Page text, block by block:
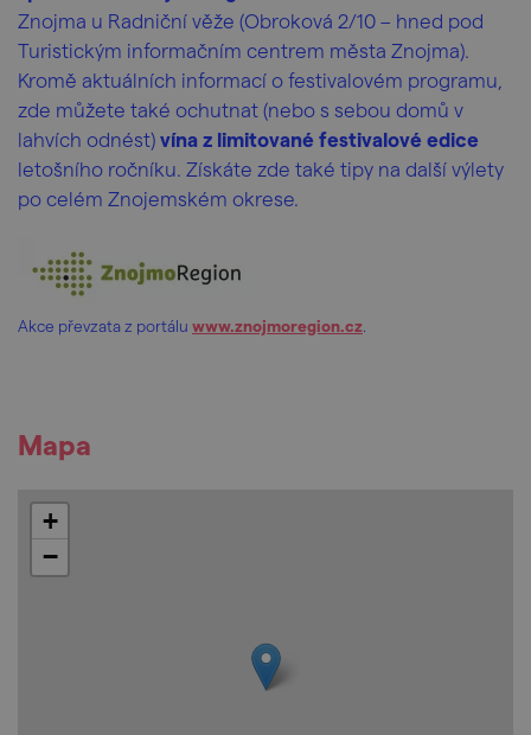
Znojma u Radniční věže (Obroková 2/10 – hned pod
Turistickým informačním centrem města Znojma).
Kromě aktuálních informací o festivalovém programu,
zde můžete také ochutnat (nebo s sebou domů v
lahvích odnést) vína z limitované festivalové edice
letošního ročníku. Získáte zde také tipy na další výlety
po celém Znojemském okrese.
Akce převzata z portálu www.znojmoregion.cz
Mapa
+
−